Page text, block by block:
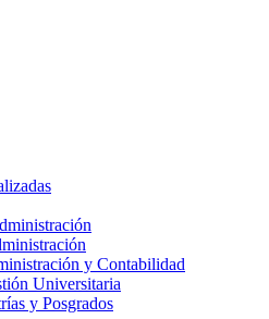
y Contabilidad
Universitaria
y Posgrados